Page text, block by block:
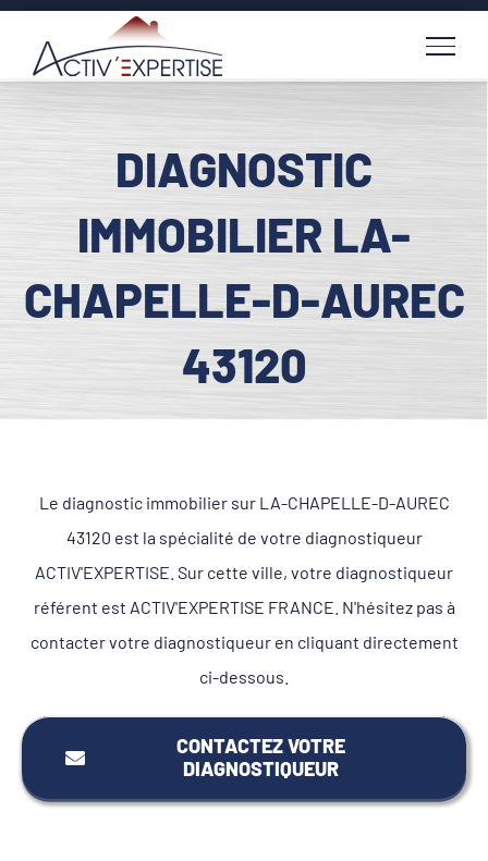
Passer
contenu
DIAGNOSTIC
IMMOBILIER LA-
CHAPELLE-D-AUREC
43120
Le diagnostic immobilier sur LA-CHAPELLE-D-AUREC
43120 est la spécialité de votre diagnostiqueur
ACTIV'EXPERTISE. Sur cette ville, votre diagnostiqueur
référent est ACTIV'EXPERTISE FRANCE. N'hésitez pas à
contacter votre diagnostiqueur en cliquant directement
ci-dessous.
CONTACTEZ VOTRE
DIAGNOSTIQUEUR